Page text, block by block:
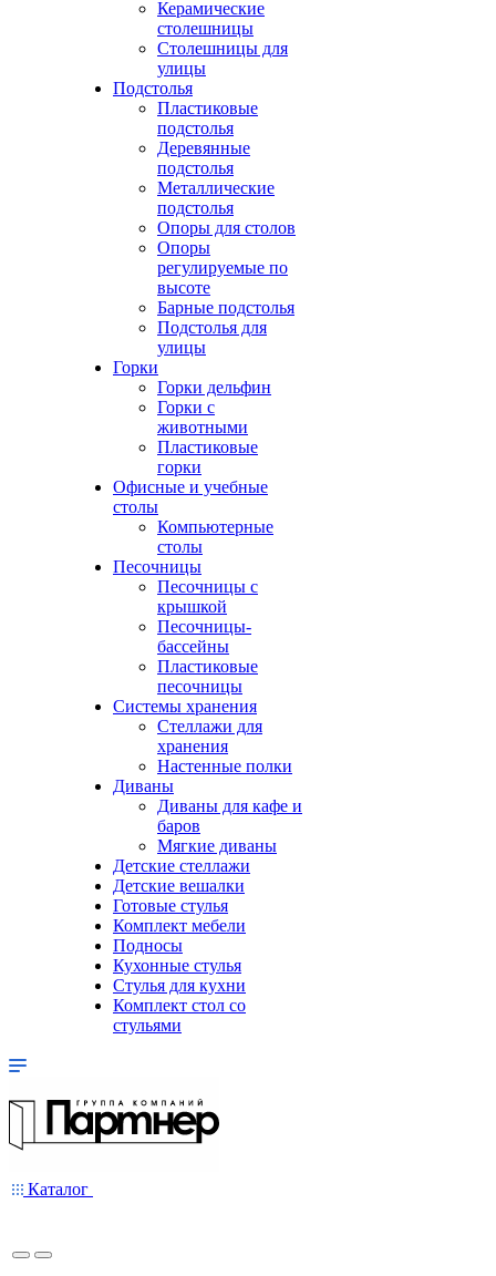
Керамические
столешницы
Столешницы для
улицы
Подстолья
Пластиковые
подстолья
Деревянные
подстолья
Металлические
подстолья
Опоры для столов
Опоры
регулируемые по
высоте
Барные подстолья
Подстолья для
улицы
Горки
Горки дельфин
Горки с
животными
Пластиковые
горки
Офисные и учебные
столы
Компьютерные
столы
Песочницы
Песочницы с
крышкой
Песочницы-
бассейны
Пластиковые
песочницы
Системы хранения
Стеллажи для
хранения
Настенные полки
Диваны
Диваны для кафе и
баров
Мягкие диваны
Детские стеллажи
Детские вешалки
Готовые стулья
Комплект мебели
Подносы
Кухонные стулья
Стулья для кухни
Комплект стол со
стульями
Каталог